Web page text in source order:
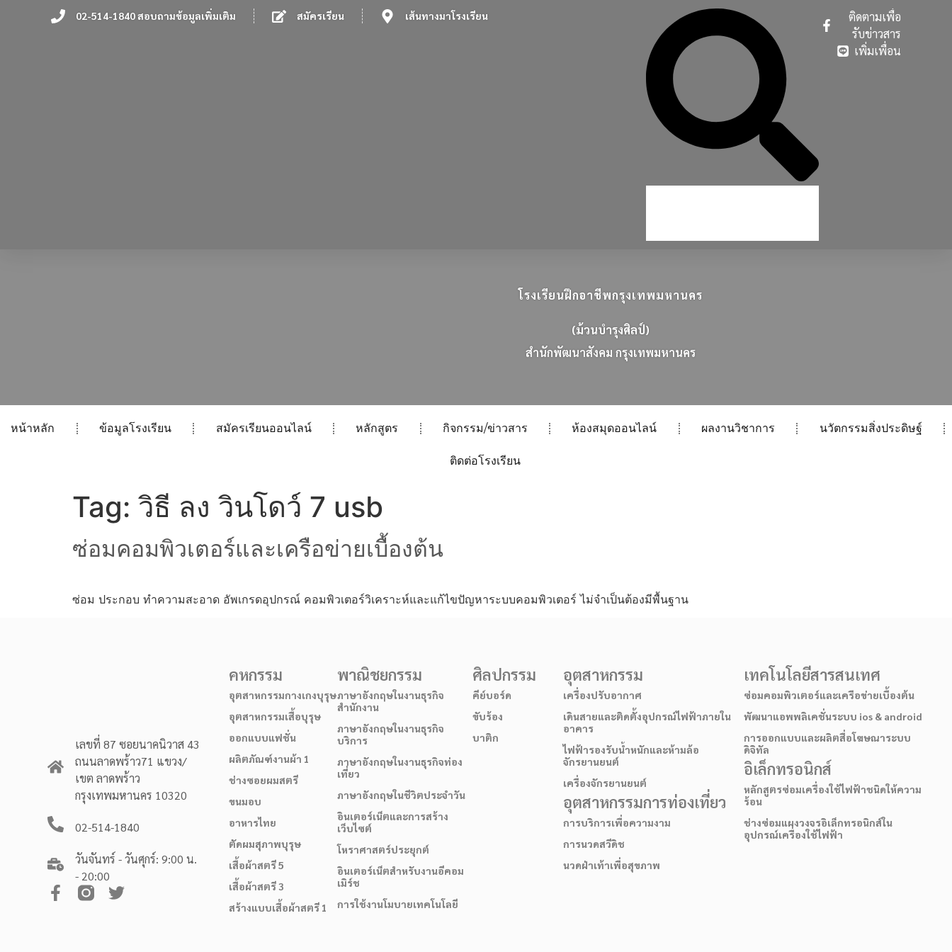
02-514-1840 สอบถามข้อมูลเพิ่มเติม สมัครเรียน เส้นทางมาโรงเรียน
ติดตามเพื่อ
รับข่าวสาร
เพิ่มเพื่อน
โรงเรียนฝึกอาชีพกรุงเทพมหานคร
(ม้วนบำรุงศิลป์)
สนกพฒนาสงคม กรงเทพมหานคร
หน้าหลัก ข้อมูลโรงเรียน สมัครเรียนออนไลน์ หลักสูตร กิจกรรม/ข่าวสาร ห้องสมุดออนไลน์ ผลงานวิชาการ นวัตกรรมสิ่งประดิษฐ์
ติดต่อโรงเรียน
Tag: วิธี ลง วินโดว์ 7 usb
ซ่อมคอมพิวเตอร์และเครือข่ายเบื้องต้น
ซ่อม ประกอบ ทำความสะอาด อัพเกรดอุปกรณ์ คอมพิวเตอร์วิเคราะห์และแก้ไขปัญหาระบบคอมพิวเตอร์ ไม่จำเป็นต้องมีพื้นฐาน
เลขที่ 87 ซอยนาคนิวาส 43
ถนนลาดพร้าว71 แขวง/
เขต ลาดพร้าว
กรุงเทพมหานคร 10320
02-514-1840
วันจันทร์ - วันศุกร์: 9:00 น.
- 20:00
คหกรรม
อุตสาหกรรมกางเกงบุรุษ
อุตสาหกรรมเสื้อบุรุษ
ออกแบบแฟชั่น
ผลิตภัณฑ์งานผ้า 1
ช่างซอยผมสตรี
ขนมอบ
อาหารไทย
ตัดผมสุภาพบุรุษ
เสื้อผ้าสตรี 5
เสื้อผ้าสตรี 3
สร้างแบบเสื้อผ้าสตรี 1
พาณิชยกรรม
ภาษาอังกฤษในงานธุรกิจ
สำนักงาน
ภาษาอังกฤษในงานธุรกิจ
บริการ
ภาษาอังกฤษในงานธุรกิจท่อง
เที่ยว
ภาษาอังกฤษในชีวิตประจำวัน
อินเตอร์เน็ตและการสร้าง
เว็บไซต์
โหราศาสตร์ประยุกต์
อินเตอร์เน็ตสำหรับงานอีคอม
เมิร์ช
การใช้งานโมบายเทคโนโลยี
ศิลปกรรม
คีย์บอร์ด
ขับร้อง
บาติก
อุตสาหกรรม
เครื่องปรับอากาศ
เดินสายและติดตั้งอุปกรณ์ไฟฟ้าภายใน
อาคาร
ไฟฟ้ารองรับน้ำหนักและห้ามล้อ
จักรยานยนต์
เครื่องจักรยานยนต์
อุตสาหกรรมการท่องเที่ยว
การบริการเพื่อความงาม
การนวดสวีดิช
นวดฝ่าเท้าเพื่อสุขภาพ
เทคโนโลยีสารสนเทศ
ซ่อมคอมพิวเตอร์และเครือข่ายเบื้องต้น
พัฒนาแอพพลิเคชั่นระบบ ios & android
การออกแบบและผลิตสื่อโฆษณาระบบ
ดิจิทัล
อิเล็กทรอนิกส์
หลักสูตรซ่อมเครื่องใช้ไฟฟ้าชนิดให้ความ
ร้อน
ช่างซ่อมแผงวงจรอิเล็กทรอนิกส์ใน
อุปกรณ์เครื่องใช้ไฟฟ้า